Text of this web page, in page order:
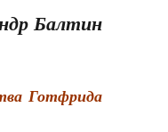
Балтин
Готфрида